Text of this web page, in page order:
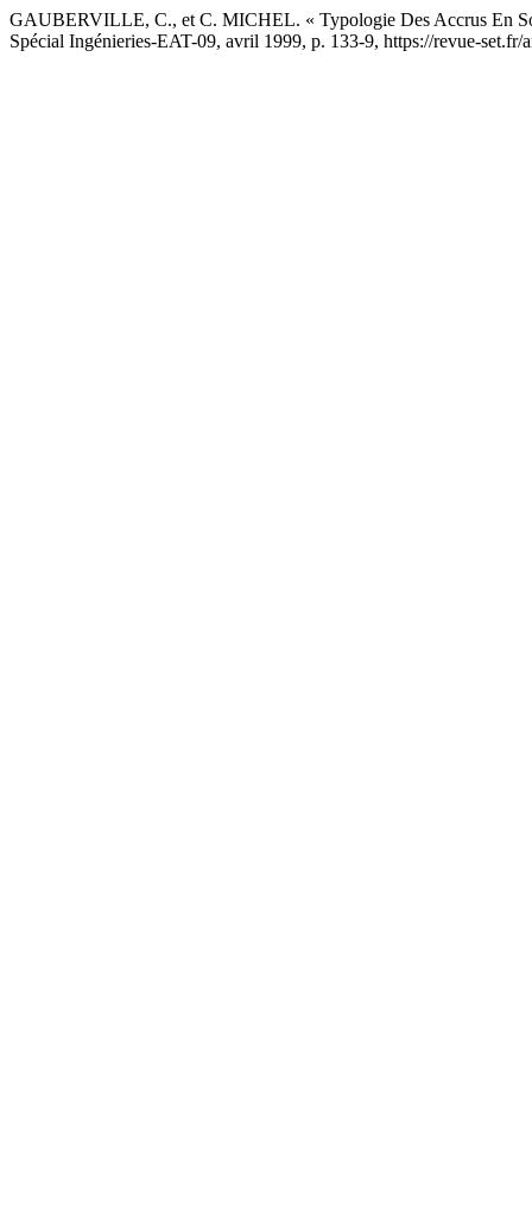
GAUBERVILLE, C., et C. MICHEL. « Typologie Des Accrus En
Spécial Ingénieries-EAT-09, avril 1999, p. 133-9, https://revue-set.fr/